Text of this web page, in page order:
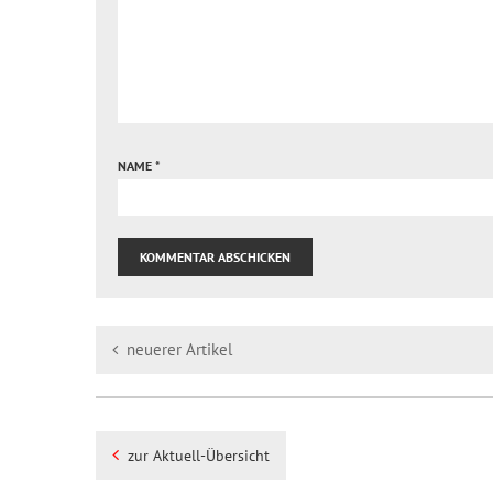
NAME *
neuerer Artikel
zur Aktuell-Übersicht